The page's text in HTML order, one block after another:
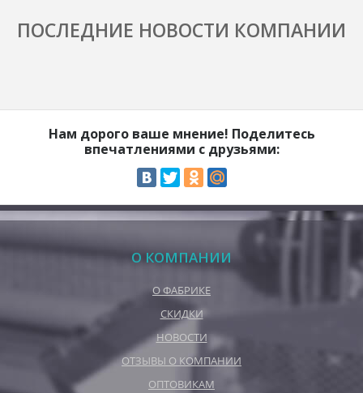
ПОСЛЕДНИЕ НОВОСТИ КОМПАНИИ
Нам дорого ваше мнение! Поделитесь
впечатлениями с друзьями:
О КОМПАНИИ
О ФАБРИКЕ
СКИДКИ
НОВОСТИ
ОТЗЫВЫ О КОМПАНИИ
ОПТОВИКАМ